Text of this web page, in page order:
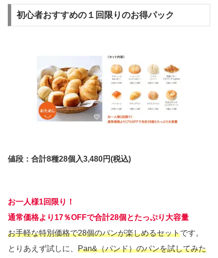
初心者おすすめの１回限りのお得パック
値段：合計8種28個入3,480円(税込)
お一人様1回限り！
通常価格より17％OFFで合計28個とたっぷり大容量
お手軽な特別価格で28個のパンが楽しめるセットです。
とりあえず試しに、 Pan&（パンド）のパンを試してみた